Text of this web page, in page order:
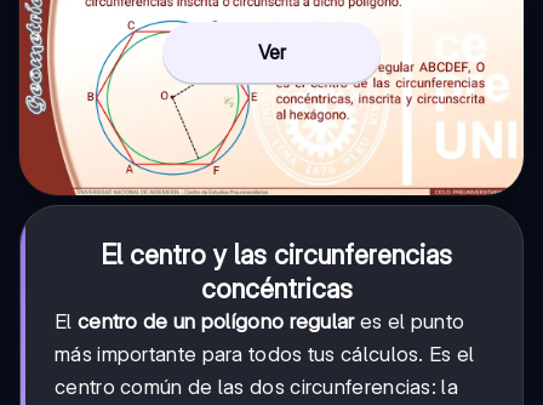
Ver
El centro y las circunferencias
concéntricas
El centro de un polígono regulares el punto
más importante para todos tus cálculos. Es el
centro común de las dos circunferencias: la